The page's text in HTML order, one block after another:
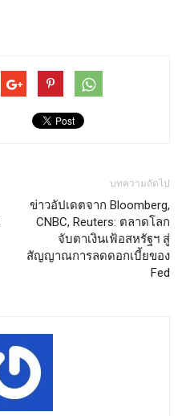
บทความถัดไป
ข่าวอัปเดตจาก Bloomberg,
CNBC, Reuters: ตลาดโลก
จับตาเงินเฟ้อสหรัฐฯ สู่
สัญญาณการลดดอกเบี้ยของ
Fed